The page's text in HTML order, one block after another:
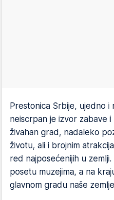
Prestonica Srbije, ujedno i
neiscrpan je izvor zabave
živahan grad, nadaleko
životu, ali i brojnim
red najposećenijih u
posetu muzejima, a na
glavnom gradu naše